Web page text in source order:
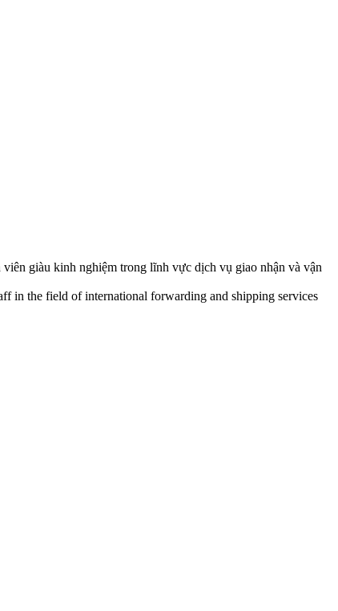
giàu kinh nghiệm trong lĩnh vực dịch vụ giao nhận và vận
in the field of international forwarding and shipping services